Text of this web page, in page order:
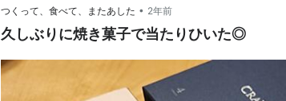
つくって、食べて、またあした • 2年前
久しぶりに焼き菓子で当たりひいた◎